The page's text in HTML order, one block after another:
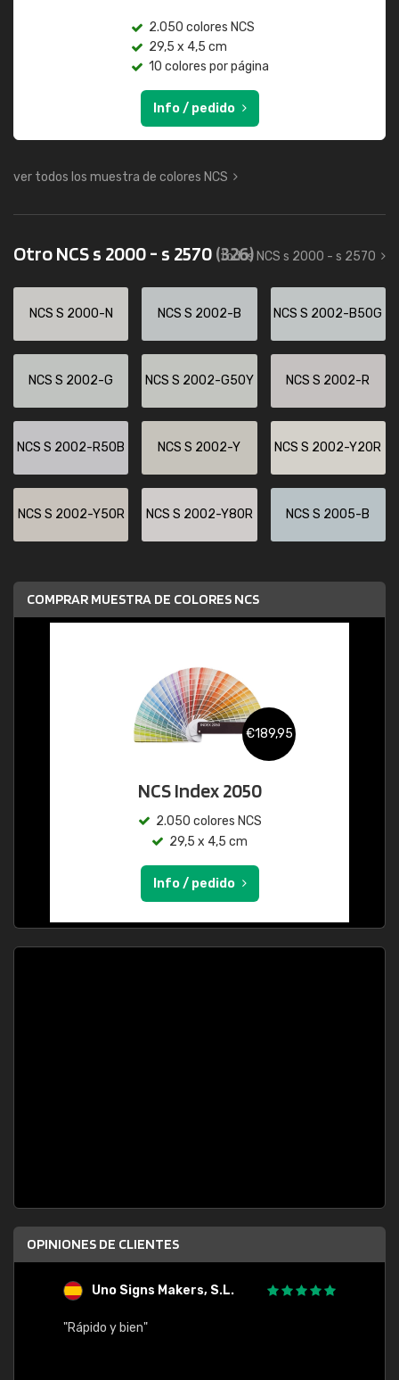
2.050 colores NCS
29,5 x 4,5 cm
10 colores por página
Info / pedido
ver todos los muestra de colores NCS
Otro NCS s 2000 - s 2570(326)
todos NCS s 2000 - s 2570
NCS S 2000-N NCS S 2002-B NCS S 2002-B50G
NCS S 2002-G NCS S 2002-G50Y NCS S 2002-R
NCS S 2002-R50B NCS S 2002-Y NCS S 2002-Y20R
NCS S 2002-Y50R NCS S 2002-Y80R NCS S 2005-B
COMPRAR MUESTRA DE COLORES NCS
€189,95
NCS Index 2050
2.050 colores NCS
29,5 x 4,5 cm
Info / pedido
OPINIONES DE CLIENTES
Uno Signs Makers, S.L.
"Rápido y bien"